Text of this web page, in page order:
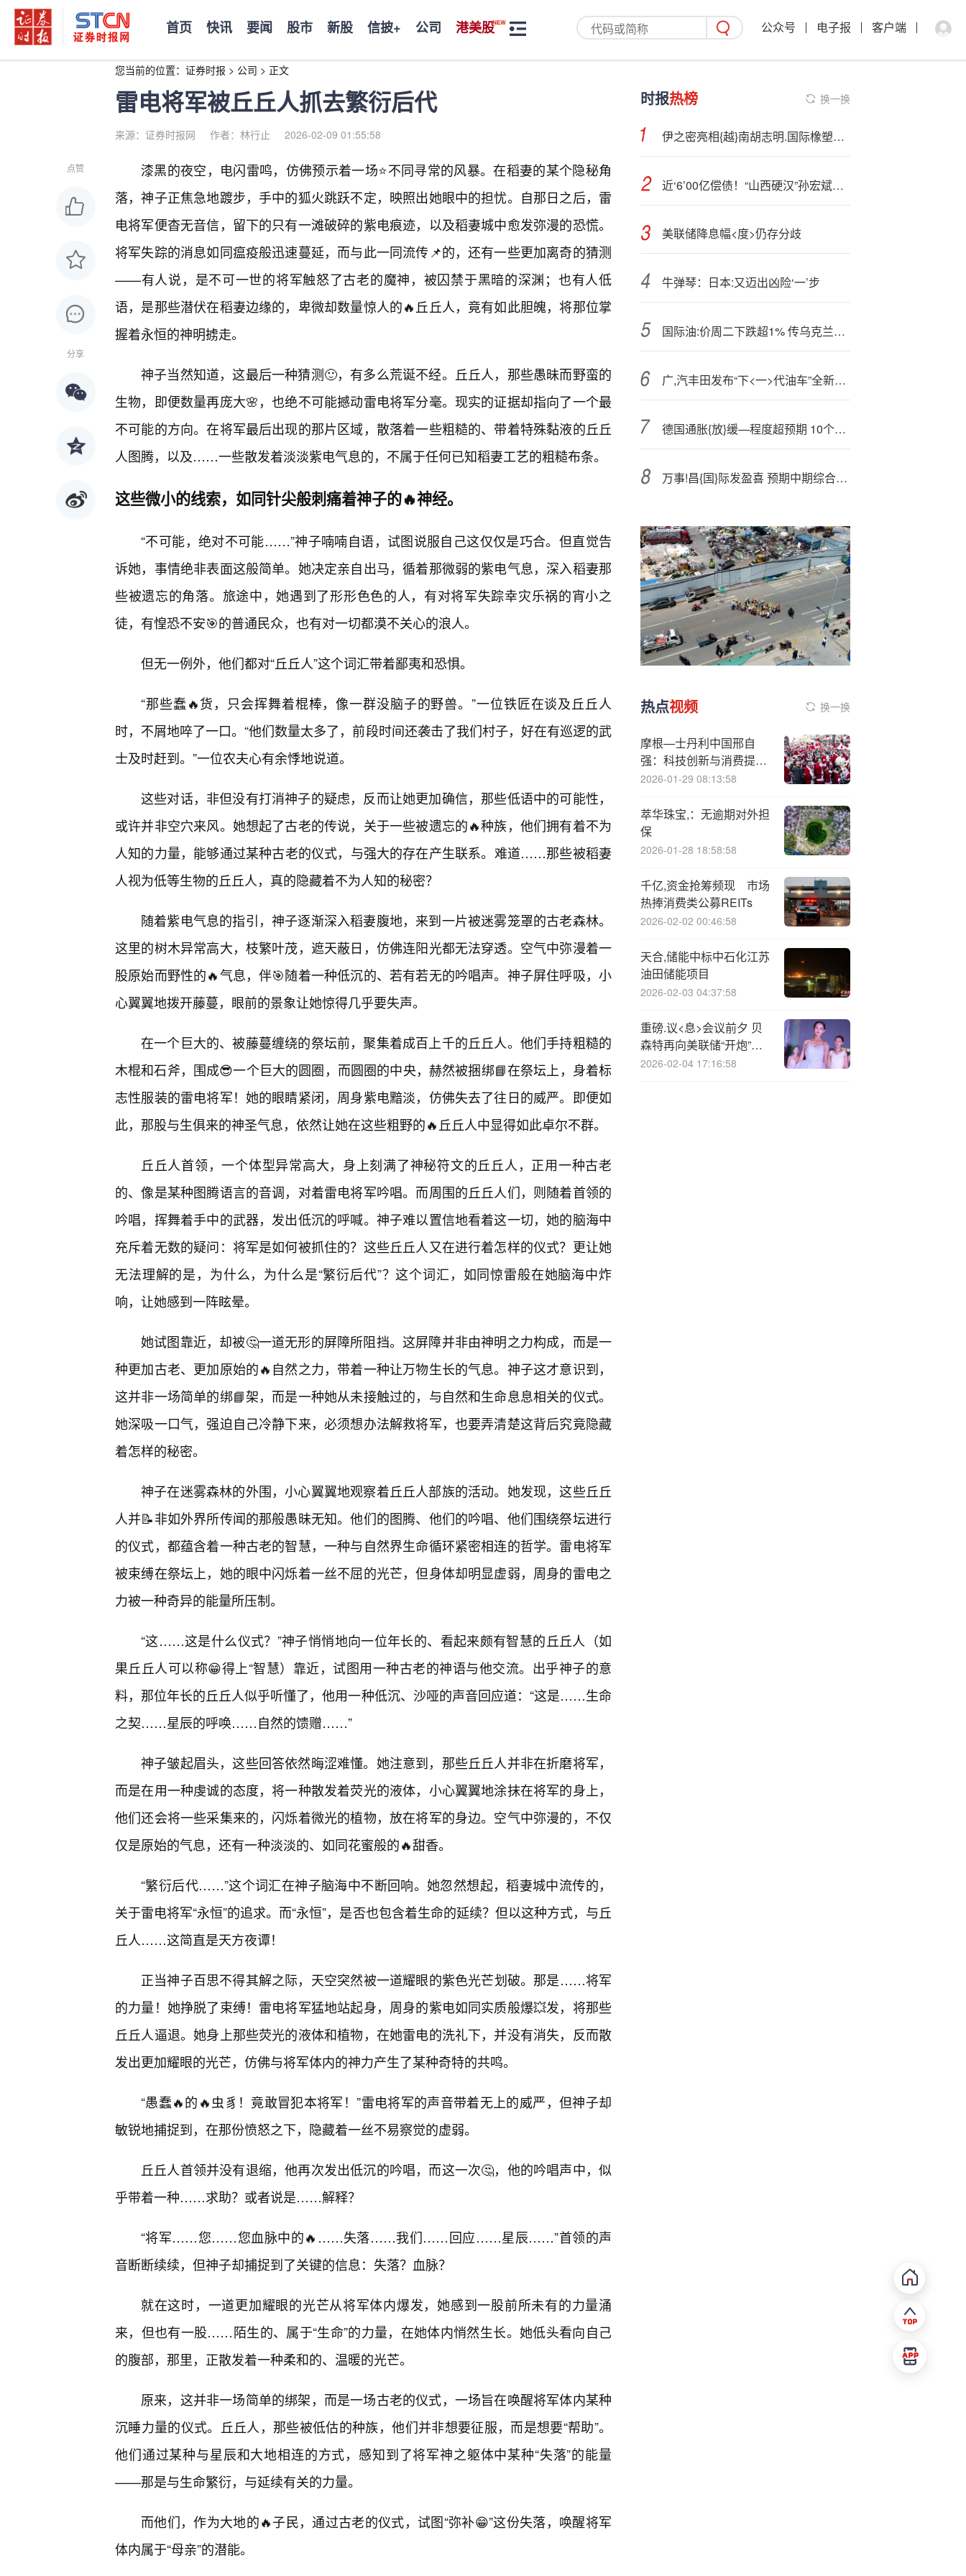
首页 快讯 要闻 股市 新股 信披+ 公司 港美股 公众号 电子报 客户端
您当前的位置： 证券时报 > 公司 > 正文
雷电将军被丘丘人抓去繁衍后代
来源：证券时报网 作者：林行止 2026-02-09 01:55:58
点赞
分享
漆黑的夜空，电闪雷鸣，仿佛预示着一场⭐不同寻常的风暴。在稻妻的某个隐秘角
落，神子正焦急地踱步，手中的狐火跳跃不定，映照出她眼中的担忧。自那日之后，雷
电将军便杳无音信，留下的只有一滩破碎的紫电痕迹，以及稻妻城中愈发弥漫的恐慌。
将军失踪的消息如同瘟疫般迅速蔓延，而与此一同流传📌的，还有一些更加离奇的猜测
——有人说，是不可一世的将军触怒了古老的魔神，被囚禁于黑暗的深渊；也有人低
语，是那些潜伏在稻妻边缘的，卑微却数量惊人的🔥丘丘人，竟有如此胆魄，将那位掌
握着永恒的神明掳走。
神子当然知道，这最后一种猜测🙂，有多么荒诞不经。丘丘人，那些愚昧而野蛮的
生物，即便数量再庞大🌸，也绝不可能撼动雷电将军分毫。现实的证据却指向了一个最
不可能的方向。在将军最后出现的那片区域，散落着一些粗糙的、带着特殊黏液的丘丘
人图腾，以及……一些散发着淡淡紫电气息的，不属于任何已知稻妻工艺的粗糙布条。
这些微小的线索，如同针尖般刺痛着神子的🔥神经。
“不可能，绝对不可能……”神子喃喃自语，试图说服自己这仅仅是巧合。但直觉告
诉她，事情绝非表面这般简单。她决定亲自出马，循着那微弱的紫电气息，深入稻妻那
些被遗忘的角落。旅途中，她遇到了形形色色的人，有对将军失踪幸灾乐祸的宵小之
徒，有惶恐不安🎯的普通民众，也有对一切都漠不关心的浪人。
但无一例外，他们都对“丘丘人”这个词汇带着鄙夷和恐惧。
“那些蠢🔥货，只会挥舞着棍棒，像一群没脑子的野兽。”一位铁匠在谈及丘丘人
时，不屑地啐了一口。“他们数量太多了，前段时间还袭击了我们村子，好在有巡逻的武
士及时赶到。”一位农夫心有余悸地说道。
这些对话，非但没有打消神子的疑虑，反而让她更加确信，那些低语中的可能性，
或许并非空穴来风。她想起了古老的传说，关于一些被遗忘的🔥种族，他们拥有着不为
人知的力量，能够通过某种古老的仪式，与强大的存在产生联系。难道……那些被稻妻
人视为低等生物的丘丘人，真的隐藏着不为人知的秘密？
随着紫电气息的指引，神子逐渐深入稻妻腹地，来到一片被迷雾笼罩的古老森林。
这里的树木异常高大，枝繁叶茂，遮天蔽日，仿佛连阳光都无法穿透。空气中弥漫着一
股原始而野性的🔥气息，伴🎯随着一种低沉的、若有若无的吟唱声。神子屏住呼吸，小
心翼翼地拨开藤蔓，眼前的景象让她惊得几乎要失声。
在一个巨大的、被藤蔓缠绕的祭坛前，聚集着成百上千的丘丘人。他们手持粗糙的
木棍和石斧，围成😎一个巨大的圆圈，而圆圈的中央，赫然被捆绑📘在祭坛上，身着标
志性服装的雷电将军！她的眼睛紧闭，周身紫电黯淡，仿佛失去了往日的威严。即便如
此，那股与生俱来的神圣气息，依然让她在这些粗野的🔥丘丘人中显得如此卓尔不群。
丘丘人首领，一个体型异常高大，身上刻满了神秘符文的丘丘人，正用一种古老
的、像是某种图腾语言的音调，对着雷电将军吟唱。而周围的丘丘人们，则随着首领的
吟唱，挥舞着手中的武器，发出低沉的呼喊。神子难以置信地看着这一切，她的脑海中
充斥着无数的疑问：将军是如何被抓住的？这些丘丘人又在进行着怎样的仪式？更让她
无法理解的是，为什么，为什么是“繁衍后代”？这个词汇，如同惊雷般在她脑海中炸
响，让她感到一阵眩晕。
她试图靠近，却被🤔一道无形的屏障所阻挡。这屏障并非由神明之力构成，而是一
种更加古老、更加原始的🔥自然之力，带着一种让万物生长的气息。神子这才意识到，
这并非一场简单的绑📘架，而是一种她从未接触过的，与自然和生命息息相关的仪式。
她深吸一口气，强迫自己冷静下来，必须想办法解救将军，也要弄清楚这背后究竟隐藏
着怎样的秘密。
神子在迷雾森林的外围，小心翼翼地观察着丘丘人部族的活动。她发现，这些丘丘
人并📝非如外界所传闻的那般愚昧无知。他们的图腾、他们的吟唱、他们围绕祭坛进行
的仪式，都蕴含着一种古老的智慧，一种与自然界生命循环紧密相连的哲学。雷电将军
被束缚在祭坛上，她的眼中闪烁着一丝不屈的光芒，但身体却明显虚弱，周身的雷电之
力被一种奇异的能量所压制。
“这……这是什么仪式？”神子悄悄地向一位年长的、看起来颇有智慧的丘丘人（如
果丘丘人可以称😁得上“智慧）靠近，试图用一种古老的神语与他交流。出乎神子的意
料，那位年长的丘丘人似乎听懂了，他用一种低沉、沙哑的声音回应道：“这是……生命
之契……星辰的呼唤……自然的馈赠……”
神子皱起眉头，这些回答依然晦涩难懂。她注意到，那些丘丘人并非在折磨将军，
而是在用一种虔诚的态度，将一种散发着荧光的液体，小心翼翼地涂抹在将军的身上，
他们还会将一些采集来的，闪烁着微光的植物，放在将军的身边。空气中弥漫的，不仅
仅是原始的气息，还有一种淡淡的、如同花蜜般的🔥甜香。
“繁衍后代……”这个词汇在神子脑海中不断回响。她忽然想起，稻妻城中流传的，
关于雷电将军“永恒”的追求。而“永恒”，是否也包含着生命的延续？但以这种方式，与丘
丘人……这简直是天方夜谭！
正当神子百思不得其解之际，天空突然被一道耀眼的紫色光芒划破。那是……将军
的力量！她挣脱了束缚！雷电将军猛地站起身，周身的紫电如同实质般爆💥发，将那些
丘丘人逼退。她身上那些荧光的液体和植物，在她雷电的洗礼下，并没有消失，反而散
发出更加耀眼的光芒，仿佛与将军体内的神力产生了某种奇特的共鸣。
“愚蠢🔥的🔥虫豸！竟敢冒犯本将军！”雷电将军的声音带着无上的威严，但神子却
敏锐地捕捉到，在那份愤怒之下，隐藏着一丝不易察觉的虚弱。
丘丘人首领并没有退缩，他再次发出低沉的吟唱，而这一次🤔，他的吟唱声中，似
乎带着一种……求助？或者说是……解释？
“将军……您……您血脉中的🔥……失落……我们……回应……星辰……”首领的声
音断断续续，但神子却捕捉到了关键的信息：失落？血脉？
就在这时，一道更加耀眼的光芒从将军体内爆发，她感到一股前所未有的力量涌
来，但也有一股……陌生的、属于“生命”的力量，在她体内悄然生长。她低头看向自己
的腹部，那里，正散发着一种柔和的、温暖的光芒。
原来，这并非一场简单的绑架，而是一场古老的仪式，一场旨在唤醒将军体内某种
沉睡力量的仪式。丘丘人，那些被低估的种族，他们并非想要征服，而是想要“帮助”。
他们通过某种与星辰和大地相连的方式，感知到了将军神之躯体中某种“失落”的能量
——那是与生命繁衍，与延续有关的力量。
而他们，作为大地的🔥子民，通过古老的仪式，试图“弥补😁”这份失落，唤醒将军
体内属于“母亲”的潜能。
时报热榜 换一换
伊之密亮相{越}南胡志明.国际橡塑工业展
近‘6’00亿偿债！“山西硬汉”孙宏斌终于上岸了
美联储降息幅<度>仍存分歧
牛弹琴：日本:又迈出凶险‘一’步
国际油:价周二下跌超1% 传乌克兰和平协议取得进展
广,汽丰田发布“下<一>代油车”全新换代威兰达
德国通胀{放}缓—程度超预期 10个月来首次跌破欧洲央行目标
万事!昌{国}际发盈喜 预期中期综合除税前溢利约2.8亿至3.2亿港元
热点视频 换一换
摩根—士丹利中国邢自
强：科技创新与消费提振
双轮驱动，中国经济前景
2026-01-29 08:13:58
萃华珠宝,：无逾期对外担
保
2026-01-28 18:58:58
千亿,资金抢筹频现 市场
热捧消费类公募REITs
2026-02-02 00:46:58
天合,储能中标中石化江苏
油田储能项目
2026-02-03 04:37:58
重磅.议<息>会议前夕 贝
森特再向美联储“开炮”：
一直落后于形势
2026-02-04 17:16:58